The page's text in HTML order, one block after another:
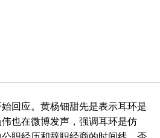
回应。黄杨钿甜先是表示耳环是
也在微博发声，强调耳环是仿